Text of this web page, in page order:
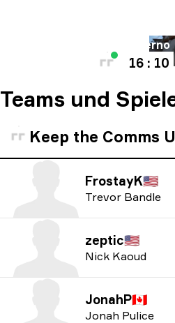
Inferno
16 : 10
Teams und
Keep the Comms
FrostayK🇺🇸
Trevor Bandle
zeptic🇺🇸
Nick Kaoud
JonahP🇨🇦
Jonah Pulice